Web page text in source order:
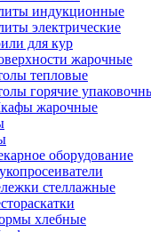
индукционные
электрические
для кур
жарочные
тепловые
горячие
жарочные
оборудование
стеллажные
хлебные